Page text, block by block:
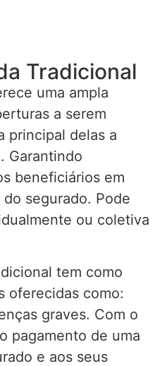
Tradicional
uma ampla
a serem
principal delas a
Garantindo
beneficiários em
segurado. Pode
ou coletiva
tem como
oferecidas como:
graves. Com o
pagamento de uma
e aos seus